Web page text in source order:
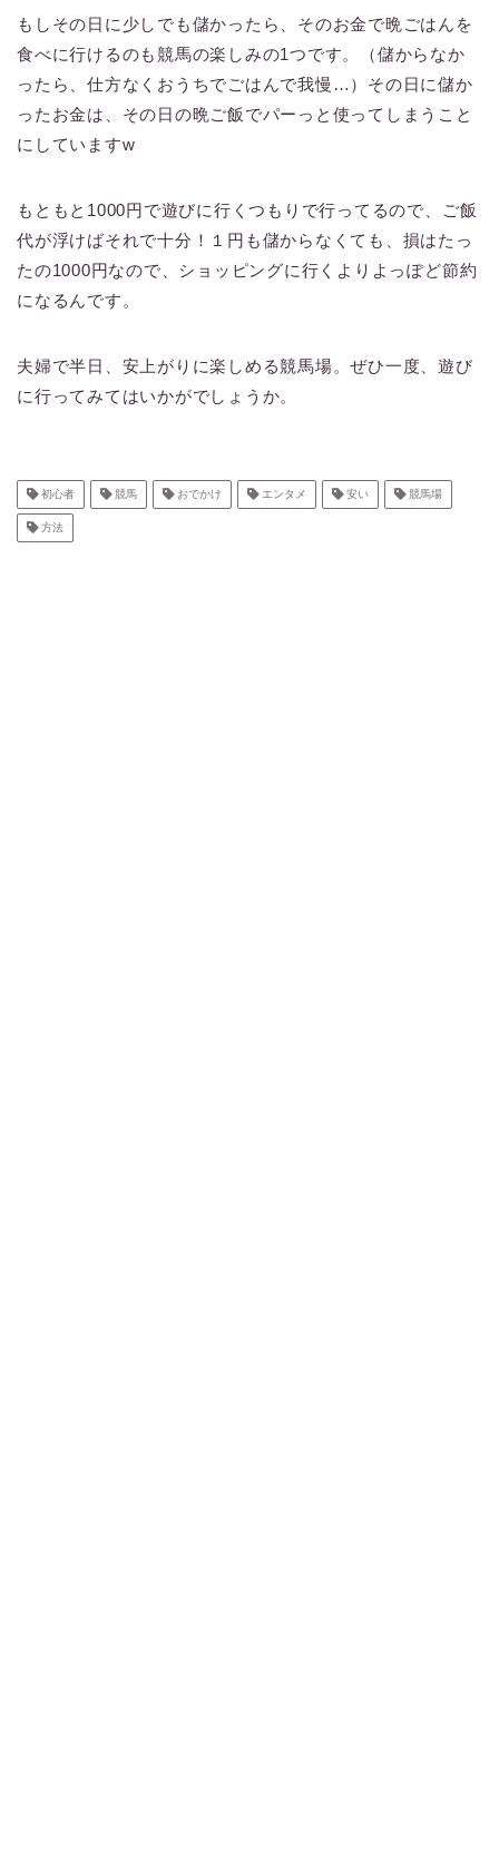
もしその日に少しでも儲かったら、そのお金で晩ごはんを
食べに行けるのも競馬の楽しみの1つです。（儲からなか
ったら、仕方なくおうちでごはんで我慢…）その日に儲か
ったお金は、その日の晩ご飯でパーっと使ってしまうこと
にしていますw
もともと1000円で遊びに行くつもりで行ってるので、ご飯
代が浮けばそれで十分！１円も儲からなくても、損はたっ
たの1000円なので、ショッピングに行くよりよっぽど節約
になるんです。
夫婦で半日、安上がりに楽しめる競馬場。ぜひ一度、遊び
に行ってみてはいかがでしょうか。
初心者 競馬 おでかけ エンタメ 安い 競馬場
方法